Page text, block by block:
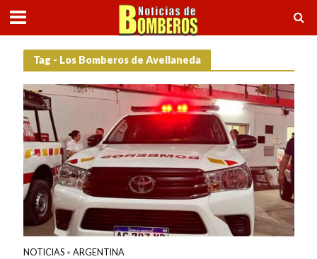
Tag - Los Bomberos de Avellaneda
NOTICIAS • ARGENTINA